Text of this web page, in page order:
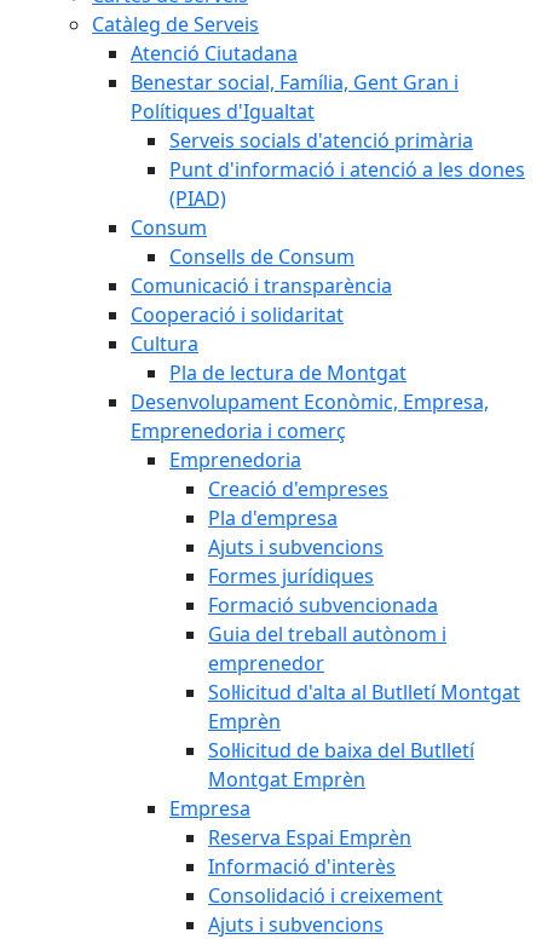
Catàleg de Serveis
Atenció Ciutadana
Benestar social, Família, Gent Gran i
Polítiques d'Igualtat
Serveis socials d'atenció primària
Punt d'informació i atenció a les dones
(PIAD)
Consum
Consells de Consum
Comunicació i transparència
Cooperació i solidaritat
Cultura
Pla de lectura de Montgat
Desenvolupament Econòmic, Empresa,
Emprenedoria i comerç
Emprenedoria
Creació d'empreses
Pla d'empresa
Ajuts i subvencions
Formes jurídiques
Formació subvencionada
Guia del treball autònom i
emprenedor
Sol·licitud d'alta al Butlletí Montgat
Emprèn
Sol·licitud de baixa del Butlletí
Montgat Emprèn
Empresa
Reserva Espai Emprèn
Informació d'interès
Consolidació i creixement
Ajuts i subvencions